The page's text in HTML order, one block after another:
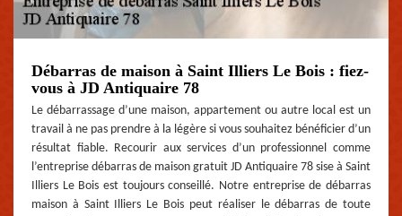
Débarras de maison à Saint Illiers Le Bois : fiez-
vous à JD Antiquaire 78
Le débarrassage d’une maison, appartement ou autre local est un
travail à ne pas prendre à la légère si vous souhaitez bénéficier d’un
résultat fiable. Recourir aux services d’un professionnel comme
l’entreprise débarras de maison gratuit JD Antiquaire 78 sise à Saint
Illiers Le Bois est toujours conseillé. Notre entreprise de débarras
maison à Saint Illiers Le Bois peut réaliser le débarras de toute